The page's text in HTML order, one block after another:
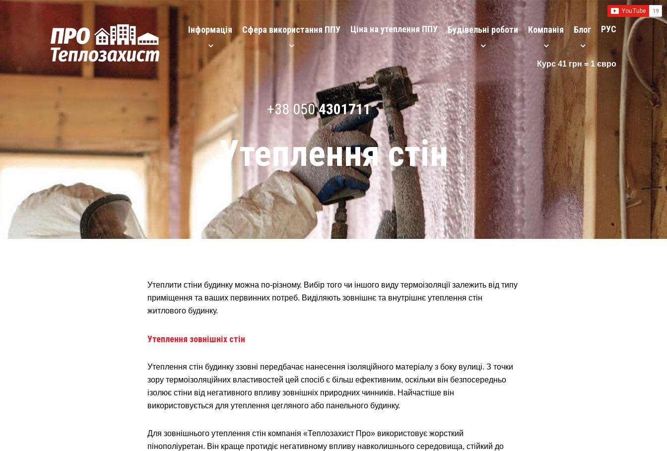
Інформація Сфера використання ППУ Ціна на утеплення ППУ Будівельні роботи Компанія Блог РУС
Курс 41 грн = 1 євро
+38 0504301711
Утеплення стін
Утеплити стіни будинку можна по-різному. Вибір того чи іншого виду термоізоляції залежить від типу
приміщення та ваших первинних потреб. Виділяють зовнішнє та внутрішнє утеплення стін
житлового будинку.
Утеплення зовнішніх стін
Утеплення стін будинку ззовні передбачає нанесення ізоляційного матеріалу з боку вулиці. З точки
зору термоізоляційних властивостей цей спосіб є більш ефективним, оскільки він безпосередньо
ізолює стіни від негативного впливу зовнішніх природних чинників. Найчастіше він
використовується для утеплення цегляного або панельного будинку.
Для зовнішнього утеплення стін компанія «Теплозахист Про» використовує жорсткий
пінополіуретан. Він краще протидіє негативному впливу навколишнього середовища, стійкий до